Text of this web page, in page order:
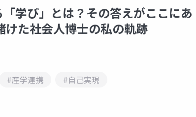
学び」とは？その答えがここにあ
けた社会人博士の私の軌跡
#産学連携 #自己実現